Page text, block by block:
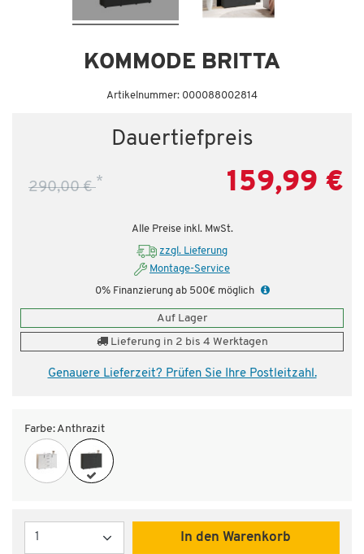
KOMMODE BRITTA
Artikelnummer: 000088002814
Dauertiefpreis
290,00 €* 159,99 €
Alle Preise inkl. MwSt.
zzgl. Lieferung
Montage-Service
0% Finanzierung ab 500€ möglich
Auf Lager
Lieferung in 2 bis 4 Werktagen
Genauere Lieferzeit? Prüfen Sie Ihre Postleitzahl.
Farbe: Anthrazit
Menge
In den Warenkorb